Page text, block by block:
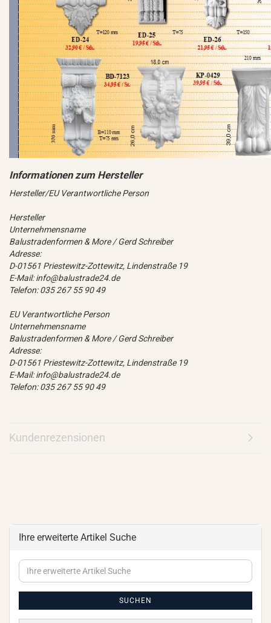
Hersteller/EU Verantwortliche Person
Hersteller
Unternehmensname
Balustradenformen & More / Gerd Schreiber
Adresse:
D-01561 Priestewitz-Zottewitz, Lindenstraße 19
E-Mail: info@balustrade24.de
Telefon: 035 267 55 90 49
EU Verantwortliche Person
Unternehmensname
Balustradenformen & More / Gerd Schreiber
Adresse:
D-01561 Priestewitz-Zottewitz, Lindenstraße 19
E-Mail: info@balustrade24.de
Telefon: 035 267 55 90 49
Kundenrezensionen
Ihre erweiterte Artikel Suche
Ihre
erweiterte
SUCHEN